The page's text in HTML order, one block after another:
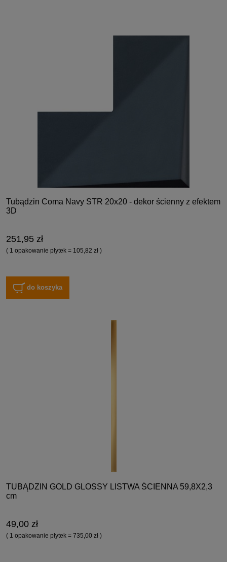
Tubądzin Coma Navy STR 20x20 - dekor ścienny z efektem
3D
251,95 zł
( 1 opakowanie płytek = 105,82 zł )
do koszyka
TUBĄDZIN GOLD GLOSSY LISTWA ŚCIENNA 59,8X2,3
cm
49,00 zł
( 1 opakowanie płytek = 735,00 zł )